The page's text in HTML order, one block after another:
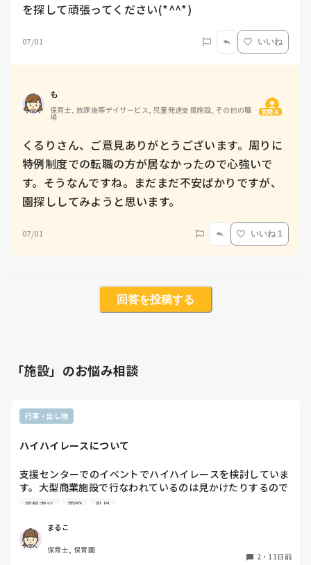
を探して頑張ってください(*^^*)
07/01 いいね
も
保育士, 放課後等デイサービス, 児童発達支援施設, その他の職
場 質問主
くるりさん、ご意見ありがとうございます。周りに
特例制度での転職の方が居なかったので心強いで
す。そうなんですね。まだまだ不安ばかりですが、
園探ししてみようと思います。
07/01 いいね 1
回答を投稿する
「施設」のお悩み相談
行事・出し物
ハイハイレースについて
支援センターでのイベントでハイハイレースを検討していま
す。大型商業施設で行なわれているのは見かけたりするので
すが、支援センターでハイハイレースって集まると思います
部屋遊び 施設 乳児
まるこ
保育士, 保育園
2・ 11日前